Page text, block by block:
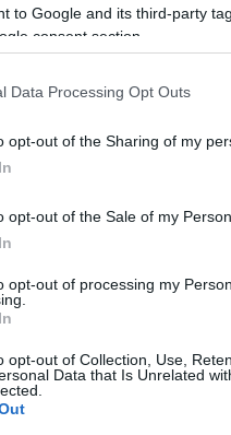
to Google and its third-party
consent section.
Data Processing Opt Outs
opt-out of the Sharing of my
opt-out of the Sale of my
opt-out of processing my
opt-out of Collection, Use,
Data that Is Unrelated
πολιτισμό και
τουρισμό, με
με μεγάλους
απόλυτα στο
Conference 2024″,